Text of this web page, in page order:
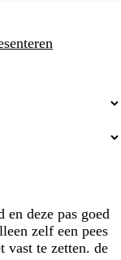
en deze pas goed
zelf een pees
vast te zetten. de